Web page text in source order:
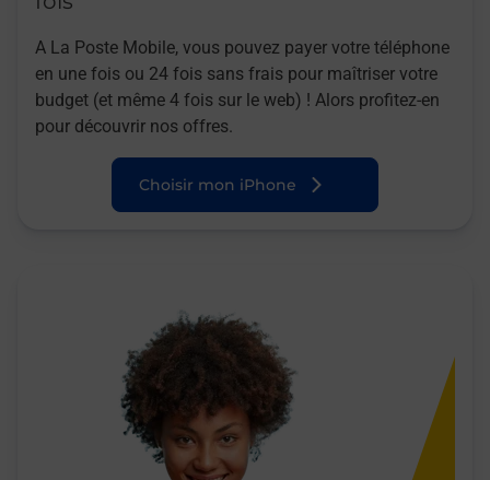
A La Poste Mobile, vous pouvez payer votre téléphone
en une fois ou 24 fois sans frais pour maîtriser votre
budget (et même 4 fois sur le web) ! Alors profitez-en
pour découvrir nos offres.
Choisir mon iPhone